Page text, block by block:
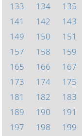
133
134 135
141
142 143
149
150 151
157
158 159
165
166 167
173
174 175
181
182 183
189
190 191
197
198 199